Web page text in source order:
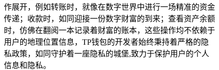
作展开，例如转账时，就像在数字世界中进行一场精准的资金
传递；收款时，如同迎接一份数字财富的到来；查看资产余额
时，仿佛在翻阅一本记录着财富的账本，这些操作均不依赖于
用户的地理位置信息，TP钱包的开发者始终秉持着严格的隐
私政策，如同守护着一座隐私的城堡,致力于保护用户的个人
信息和隐私。